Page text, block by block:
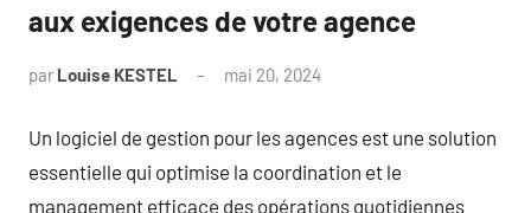
aux exigences de votre agence
par Louise KESTEL mai 20, 2024
Un logiciel de gestion pour les agences est une solution
essentielle qui optimise la coordination et le
management efficace des opérations quotidiennes